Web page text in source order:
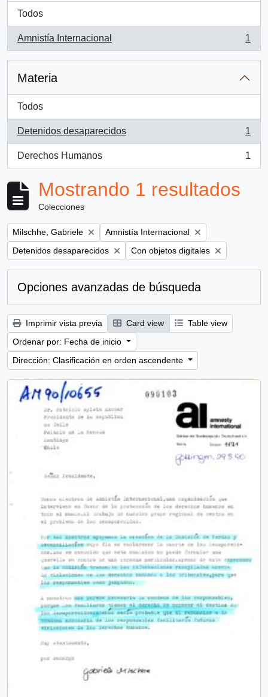
Todos
Amnistía Internacional
, 1 resultados
1
Materia
Todos
Detenidos desaparecidos
, 1 resultados
1
Derechos Humanos
, 1 resultados
1
Mostrando 1 resultados
Colecciones
Remove filter:
Milschhe, Gabriele Remove filter:
Amnistía Internacional
Remove filter:
Detenidos desaparecidos Remove filter:
Con objetos digitales
Opciones avanzadas de búsqueda
Imprimir vista previa Card view
Table view
Ordenar por: Fecha de inicio
Dirección: Clasificación en orden ascendente